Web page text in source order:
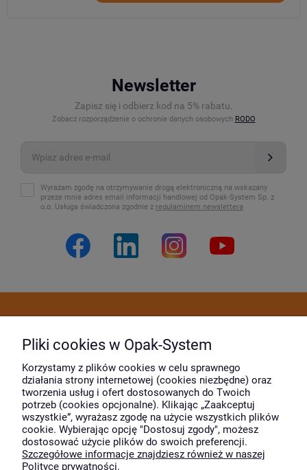
Newsletter
Zapisz się i odbierz kod na 5% rabatu.
Zobacz rozporządzenie o ochronie danych osobowych RODO
Wyrażam zgodę na otrzymywanie drogą elektroniczną na wskazany
przeze mnie adres email informacji handlowej od Opak-System Sp. z
o.o. Usługa świadczona zgodnie z regulaminem newslettera
Moje konto
O firmie
Wyróżnili nas
Pliki cookies w Opak-System
Korzystamy z plików cookies w celu sprawnego
działania strony internetowej (cookies niezbędne) oraz
tworzenia usług i ofert dostosowanych do Twoich
potrzeb (cookies opcjonalne). Klikając „Zaakceptuj
wszystkie”, wyrażasz zgodę na użycie wszystkich plików
cookie. Wybierając opcję "Dostosuj zgody", możesz
dostosować użycie plików do swoich preferencji.
Szczegółowe informacje znajdziesz również w naszej
Polityce prywatności.